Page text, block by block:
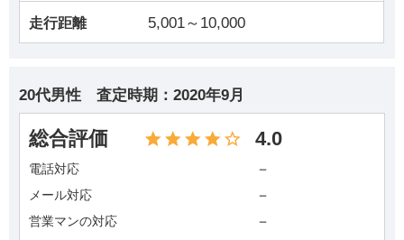
走行距離 5,001～10,000
20代男性 査定時期： 2020年9月
総合評価 4.0
電話対応 －
メール対応 －
営業マンの対応 －